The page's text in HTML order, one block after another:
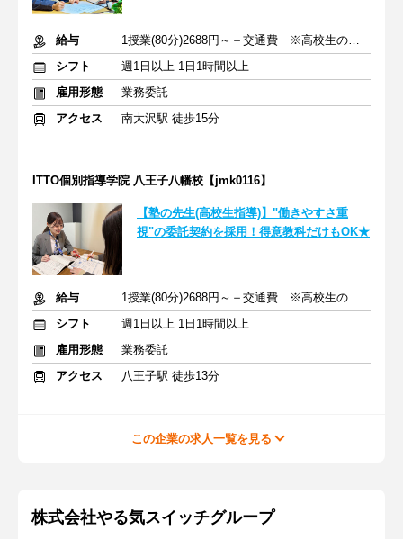
給与
1授業(80分)2688円～＋交通費 ※高校生の場合
シフト
週1日以上 1日1時間以上
雇用形態
業務委託
アクセス
南大沢駅 徒歩15分
ITTO個別指導学院 八王子八幡校【jmk0116】
【塾の先生(高校生指導)】"働きやすさ重
視"の委託契約を採用！得意教科だけもOK★
給与
1授業(80分)2688円～＋交通費 ※高校生の場合
シフト
週1日以上 1日1時間以上
雇用形態
業務委託
アクセス
八王子駅 徒歩13分
この企業の求人一覧を見る
株式会社やる気スイッチグループ